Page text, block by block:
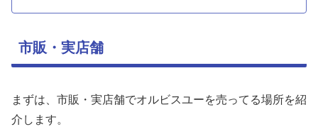
市販・実店舗
まずは、市販・実店舗でオルビスユーを売ってる場所を紹
介します。